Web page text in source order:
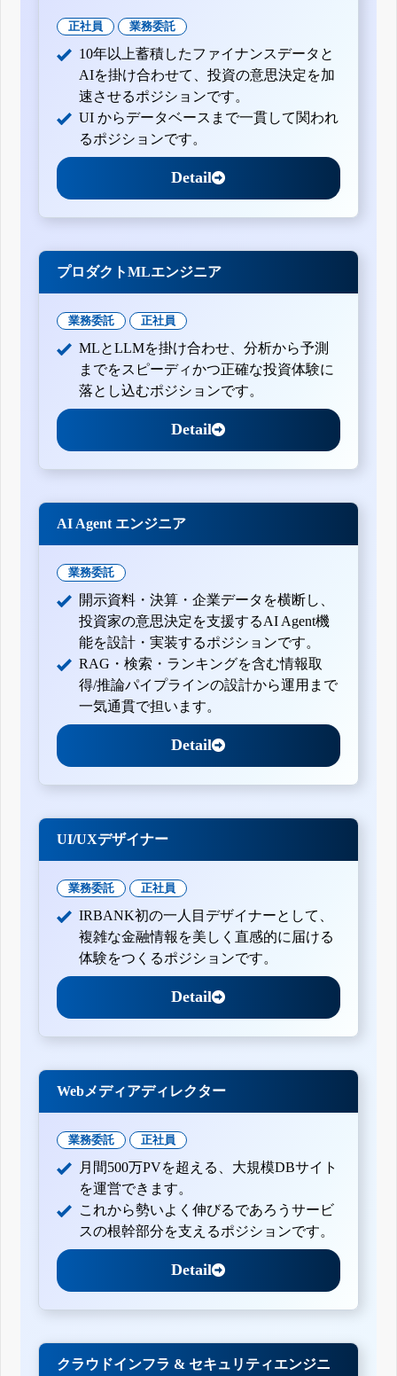
正社員 業務委託
10年以上蓄積したファイナンスデータと
AIを掛け合わせて、投資の意思決定を加
速させるポジションです。
UI からデータベースまで一貫して関われ
るポジションです。
Detail
プロダクトMLエンジニア
業務委託 正社員
MLとLLMを掛け合わせ、分析から予測
までをスピーディかつ正確な投資体験に
落とし込むポジションです。
Detail
AI Agent エンジニア
業務委託
開示資料・決算・企業データを横断し、
投資家の意思決定を支援するAI Agent機
能を設計・実装するポジションです。
RAG・検索・ランキングを含む情報取
得/推論パイプラインの設計から運用まで
一気通貫で担います。
Detail
UI/UXデザイナー
業務委託 正社員
IRBANK初の一人目デザイナーとして、
複雑な金融情報を美しく直感的に届ける
体験をつくるポジションです。
Detail
Webメディアディレクター
業務委託 正社員
月間500万PVを超える、大規模DBサイト
を運営できます。
これから勢いよく伸びるであろうサービ
スの根幹部分を支えるポジションです。
Detail
クラウドインフラ & セキュリティエンジニ